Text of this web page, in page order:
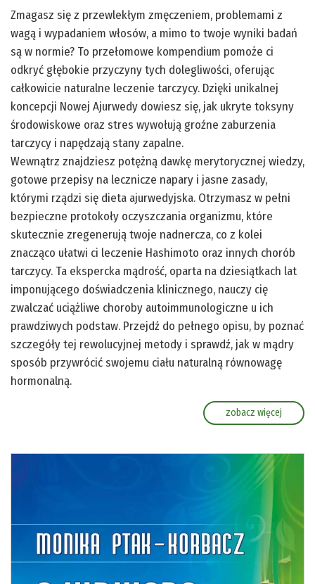
Zmagasz się z przewlekłym zmęczeniem, problemami z
wagą i wypadaniem włosów, a mimo to twoje wyniki badań
są w normie? To przełomowe kompendium pomoże ci
odkryć głębokie przyczyny tych dolegliwości, oferując
całkowicie naturalne leczenie tarczycy. Dzięki unikalnej
koncepcji Nowej Ajurwedy dowiesz się, jak ukryte toksyny
środowiskowe oraz stres wywołują groźne zaburzenia
tarczycy i napędzają stany zapalne.
Wewnątrz znajdziesz potężną dawkę merytorycznej wiedzy,
gotowe przepisy na lecznicze napary i jasne zasady,
którymi rządzi się dieta ajurwedyjska. Otrzymasz w pełni
bezpieczne protokoły oczyszczania organizmu, które
skutecznie zregenerują twoje nadnercza, co z kolei
znacząco ułatwi ci leczenie Hashimoto oraz innych chorób
tarczycy. Ta ekspercka mądrość, oparta na dziesiątkach lat
imponującego doświadczenia klinicznego, nauczy cię
zwalczać uciążliwe choroby autoimmunologiczne u ich
prawdziwych podstaw. Przejdź do pełnego opisu, by poznać
szczegóły tej rewolucyjnej metody i sprawdź, jak w mądry
sposób przywrócić swojemu ciału naturalną równowagę
hormonalną.
zobacz więcej